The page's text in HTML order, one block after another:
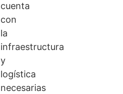
cuenta
con
la
infraestructura
y
logística
necesarias